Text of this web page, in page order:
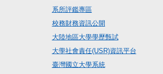
系所評鑑專區
校務財務資訊公開
大陸地區大學學歷甄試
大學社會責任(USR)資訊平台
臺灣國立大學系統